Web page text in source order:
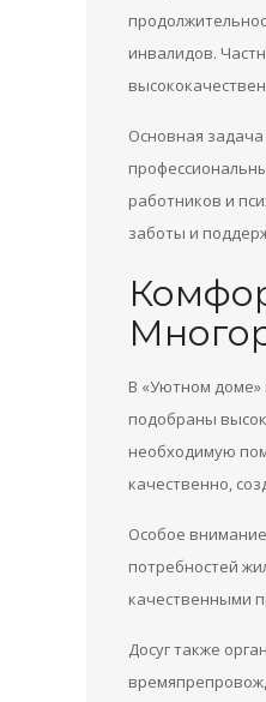
инвалидов.
Основная
работников и
заботы и
В «Уютном доме»
подобраны
необходимую
качественно,
Особое
потребностей
качественными
Досуг также